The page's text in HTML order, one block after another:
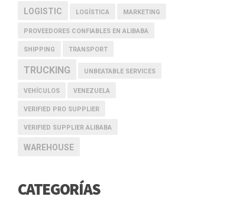
LOGISTIC LOGÍSTICA MARKETING
PROVEEDORES CONFIABLES EN ALIBABA
SHIPPING TRANSPORT
TRUCKING UNBEATABLE SERVICES
VEHÍCULOS VENEZUELA
VERIFIED PRO SUPPLIER
VERIFIED SUPPLIER ALIBABA
WAREHOUSE
CATEGORÍAS